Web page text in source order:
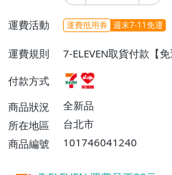
運費活動 運費抵用券 週末7-11免運
運費規則
7-ELEVEN取貨付款【
貨付款【免運費】
付款方式
商品狀況
全新品
所在地區
台北市
商品編號
101746041240